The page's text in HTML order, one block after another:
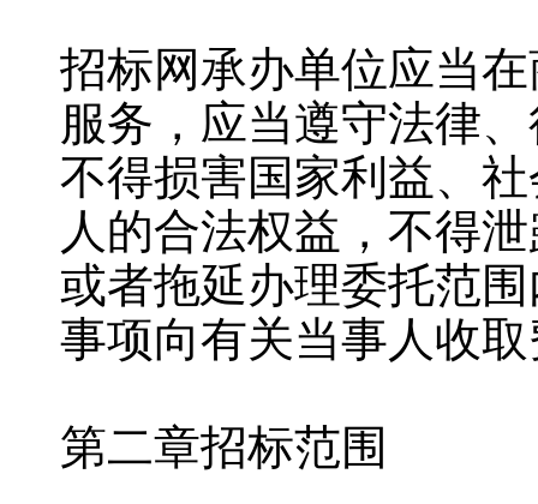
招标网承办单位应当
服务，应当遵守法律
不得损害国家利益、
人的合法权益，不得
或者拖延办理委托范
事项向有关当事人收
第二章招标范围